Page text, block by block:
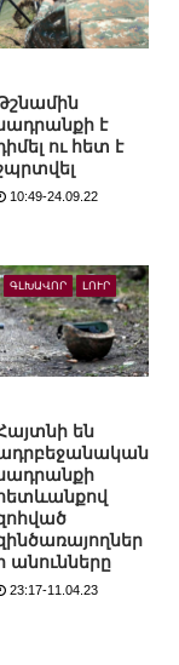
է
ու հետ է
10:49-24.09.22
ԳԼԽԱՎՈՐ ԼՈՒՐ
են
հետևանքով
ի անունները
23:17-11.04.23